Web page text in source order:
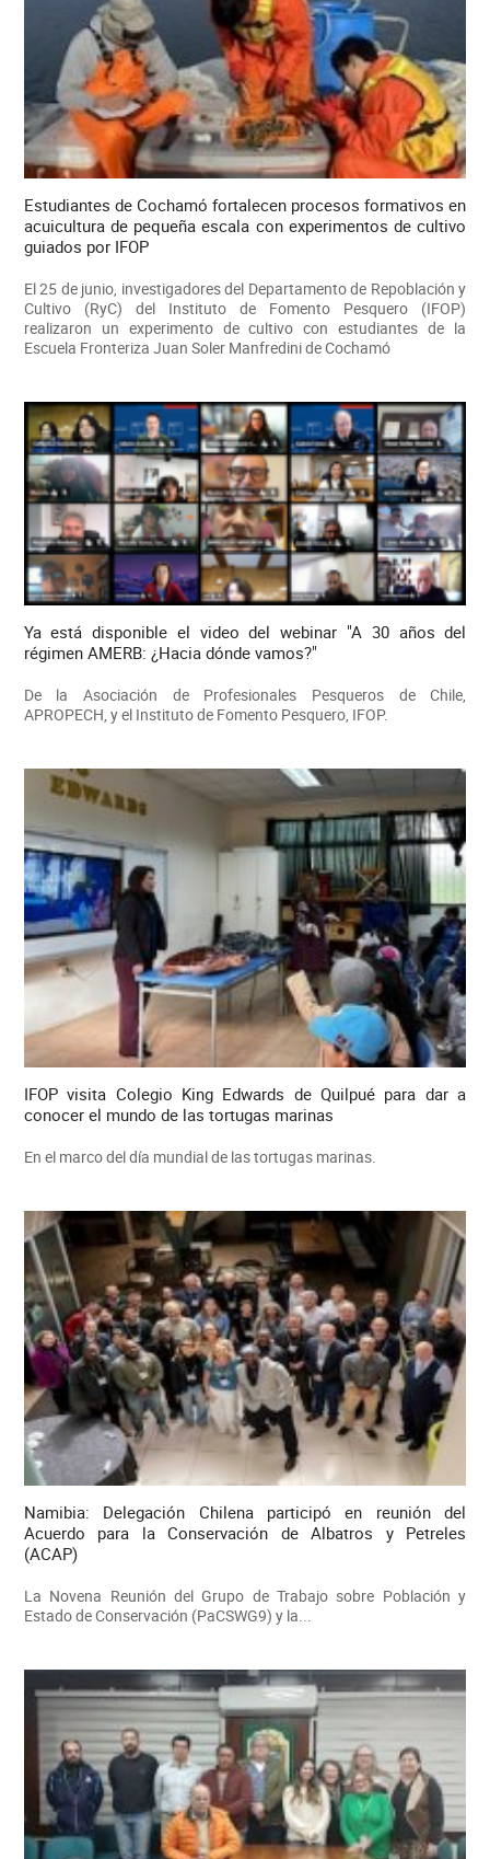
Estudiantes de Cochamó fortalecen procesos formativos en
acuicultura de pequeña escala con experimentos de cultivo
guiados por IFOP
El 25 de junio, investigadores del Departamento de Repoblación y
Cultivo (RyC) del Instituto de Fomento Pesquero (IFOP)
realizaron un experimento de cultivo con estudiantes de la
Escuela Fronteriza Juan Soler Manfredini de Cochamó
Ya está disponible el video del webinar "A 30 años del
régimen AMERB: ¿Hacia dónde vamos?"
De la Asociación de Profesionales Pesqueros de Chile,
APROPECH, y el Instituto de Fomento Pesquero, IFOP.
IFOP visita Colegio King Edwards de Quilpué para dar a
conocer el mundo de las tortugas marinas
En el marco del día mundial de las tortugas marinas.
Namibia: Delegación Chilena participó en reunión del
Acuerdo para la Conservación de Albatros y Petreles
(ACAP)
La Novena Reunión del Grupo de Trabajo sobre Población y
Estado de Conservación (PaCSWG9) y la...